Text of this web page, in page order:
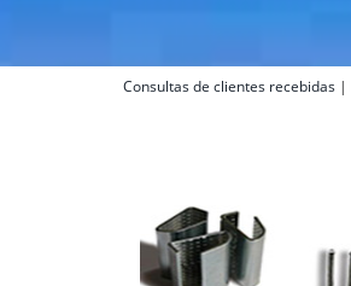
Consultas de clientes recebidas |